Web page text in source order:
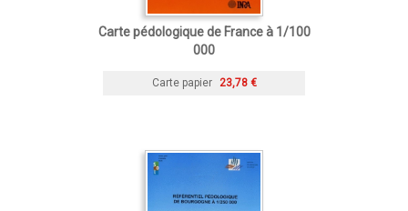
Carte pédologique de France à 1/100
000
Carte papier 23,78 €